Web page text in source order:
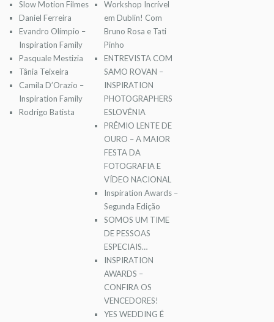
Slow Motion Filmes
Daniel Ferreira
Evandro Olímpio –
Inspiration Family
Pasquale Mestizia
Tânia Teixeira
Camila D’Orazio –
Inspiration Family
Rodrigo Batista
Workshop Incrível
em Dublin! Com
Bruno Rosa e Tati
Pinho
ENTREVISTA COM
SAMO ROVAN –
INSPIRATION
PHOTOGRAPHERS
ESLOVÊNIA
PRÊMIO LENTE DE
OURO – A MAIOR
FESTA DA
FOTOGRAFIA E
VÍDEO NACIONAL
Inspiration Awards –
Segunda Edição
SOMOS UM TIME
DE PESSOAS
ESPECIAIS…
INSPIRATION
AWARDS –
CONFIRA OS
VENCEDORES!
YES WEDDING É